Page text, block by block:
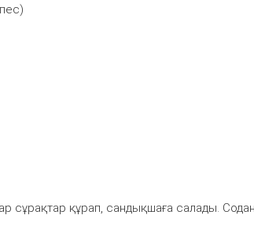
сұрақтар құрап, сандықшаға салады.